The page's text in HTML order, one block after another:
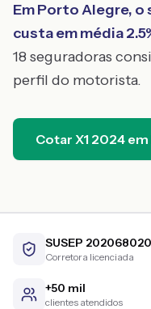
EmPorto Alegre, o
custa em média2.5
18 seguradoras
perfil do motorista.
Cotar X1 2024 em
SUSEP 202068020
Corretora licenciada
+50 mil
clientes atendidos